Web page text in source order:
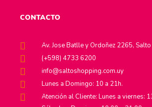
CONTACTO
Av. Jose Batlle y Ordoñez 2265, Salto
(+598) 4733 6200
info@saltoshopping.com.uy
Lunes a Domingo: 10 a 21h.
Atención al Cliente: Lunes a viernes: